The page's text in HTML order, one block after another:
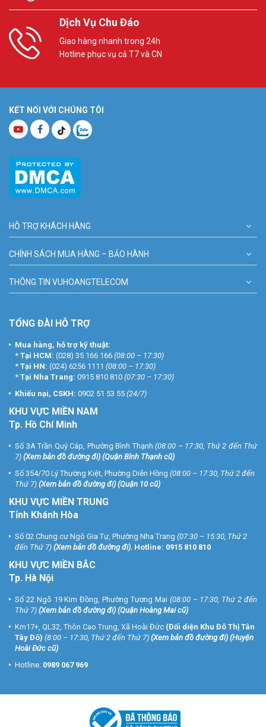
Dịch Vụ Chu Đáo
Giao hàng nhanh trong 24h
Hotline phục vụ cả T7 và CN
KẾT NỐI VỚI CHÚNG TÔI
HỖ TRỢ KHÁCH HÀNG
CHÍNH SÁCH MUA HÀNG – BẢO HÀNH
THÔNG TIN VUHOANGTELECOM
TỔNG ĐÀI HỖ TRỢ
Mua hàng, hỗ trợ kỹ thuật:
* Tại HCM: (028) 35 166 166 (08:00 – 17:30)
* Tại HN: (024) 6256 1111 (08:00 – 17:30)
* Tại Nha Trang: 0915 810 810 (07:30 – 17:30)
Khiếu nại, CSKH: 0902 51 53 55 (24/7)
KHU VỰC MIỀN NAM
Tp. Hồ Chí Minh
Số 3A Trần Quý Cáp, Phường Bình Thạnh (08:00 – 17:30, Thứ 2 đến Thứ
7) (Xem bản đồ đường đi) (Quận Bình Thạnh cũ)
Số 354/70 Lý Thường Kiệt, Phường Diên Hồng (08:00 – 17:30, Thứ 2 đến
Thứ 7) (Xem bản đồ đường đi) (Quận 10 cũ)
KHU VỰC MIỀN TRUNG
Tỉnh Khánh Hòa
Số 02 Chung cư Ngô Gia Tự, Phường Nha Trang (07:30 – 15:30, Thứ 2
đến Thứ 7) (Xem bản đồ đường đi). Hotline: 0915 810 810
KHU VỰC MIỀN BẮC
Tp. Hà Nội
Số 22 Ngõ 19 Kim Đồng, Phường Tương Mai (08:00 – 17:30, Thứ 2 đến
Thứ 7) (Xem bản đồ đường đi) (Quận Hoàng Mai cũ)
Km17+, QL32, Thôn Cao Trung, Xã Hoài Đức (Đối diện Khu Đô Thị Tân
Tây Đô) (8:00 – 17:30, Thứ 2 đến Thứ 7) (Xem bản đồ đường đi) (Huyện
Hoài Đức cũ)
Hotline: 0989 067 969